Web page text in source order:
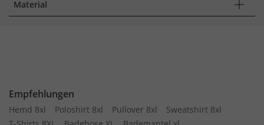
Material
Empfehlungen
Hemd 8xl Poloshirt 8xl Pullover 8xl
Sweatshirt 8xl